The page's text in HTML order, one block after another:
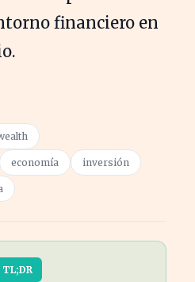
financiero en
economía inversión
TL;DR